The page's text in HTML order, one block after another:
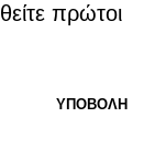
πρώτοι